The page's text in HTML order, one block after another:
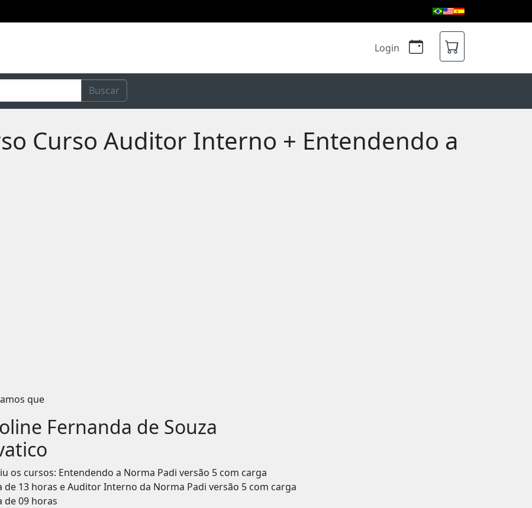
Login
Buscar
Curso Auditor Interno + Entendendo a
que
Fernanda de Souza
os cursos: Entendendo a Norma Padi versão 5 com carga
de 13 horas e Auditor Interno da Norma Padi versão 5 com carga
de 09 horas